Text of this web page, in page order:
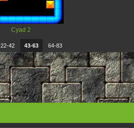
Cyad 2
22-42 43-63 64-83